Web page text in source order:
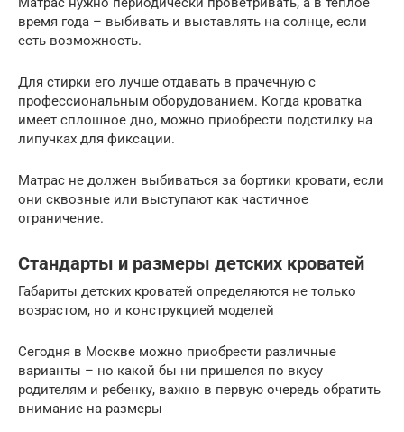
время года – выбивать и выставлять на солнце, если
есть возможность.
Для стирки его лучше отдавать в прачечную с
профессиональным оборудованием. Когда кроватка
имеет сплошное дно, можно приобрести подстилку на
липучках для фиксации.
Матрас не должен выбиваться за бортики кровати, если
они сквозные или выступают как частичное
ограничение.
Стандарты и размеры детских кроватей
Габариты детских кроватей определяются не только
возрастом, но и конструкцией моделей
Сегодня в Москве можно приобрести различные
варианты – но какой бы ни пришелся по вкусу
родителям и ребенку, важно в первую очередь обратить
внимание на размеры